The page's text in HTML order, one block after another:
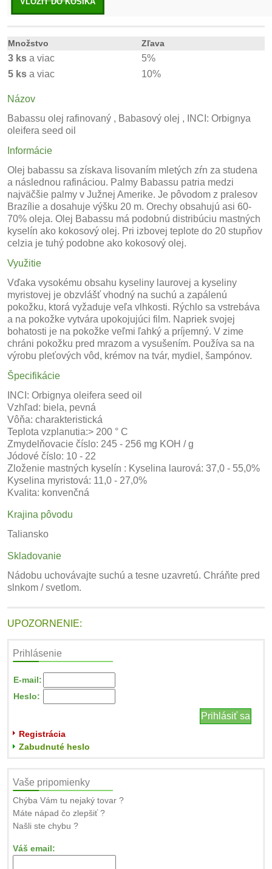
Množstvo Zľava
3 ks a viac
5%
5 ks a viac 10%
Názov
Babassu olej rafinovaný , Babasový olej ,
INCI: Orbignya
oleifera seed oil
Informácie
Olej babassu sa získava lisovaním mletých zŕn za studena
a následnou rafináciou. Palmy Babassu patria medzi
najväčšie palmy v Južnej Amerike. Je pôvodom z pralesov
Brazílie a dosahuje výšku 20 m. Orechy obsahujú asi 60-
70% oleja. Olej Babassu má podobnú distribúciu mastných
kyselín ako kokosový olej. Pri izbovej teplote do 20 stupňov
celzia je tuhý podobne ako kokosový olej.
Využitie
Vďaka vysokému obsahu kyseliny laurovej a kyseliny
myristovej je obzvlášť vhodný na suchú a zapálenú
pokožku, ktorá vyžaduje veľa vlhkosti. Rýchlo sa vstrebáva
a na pokožke vytvára upokojujúci film. Napriek svojej
bohatosti je na pokožke veľmi ľahký a príjemný. V zime
chráni pokožku pred mrazom a vysušením. Používa sa na
výrobu pleťových vôd, krémov na tvár, mydiel, šampónov.
Špecifikácie
INCI: Orbignya oleifera seed oil
Vzhľad: biela, pevná
Vôňa: charakteristická
Teplota vzplanutia:> 200 ° C
Zmydelňovacie číslo: 245 - 256 mg KOH / g
Jódové číslo: 10 - 22
Zloženie mastných kyselín : Kyselina laurová: 37,0 - 55,0%
Kyselina myristová: 11,0 - 27,0%
Kvalita: konvenčná
Krajina pôvodu
Taliansko
Skladovanie
Nádobu uchovávajte suchú a tesne uzavretú. Chráňte pred
slnkom / svetlom.
UPOZORNENIE:
Prihlásenie
E-mail:
Heslo:
Registrácia
Zabudnuté heslo
Vaše pripomienky
Chýba Vám tu nejaký tovar ?
Máte nápad čo zlepšiť ?
Našli ste chybu ?
Váš email: